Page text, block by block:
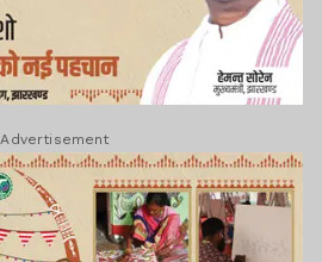
Advertisement